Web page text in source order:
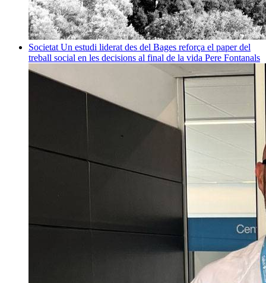
Societat Un estudi liderat des del Bages reforça el paper del
treball social en les decisions al final de la vida Pere Fontanals